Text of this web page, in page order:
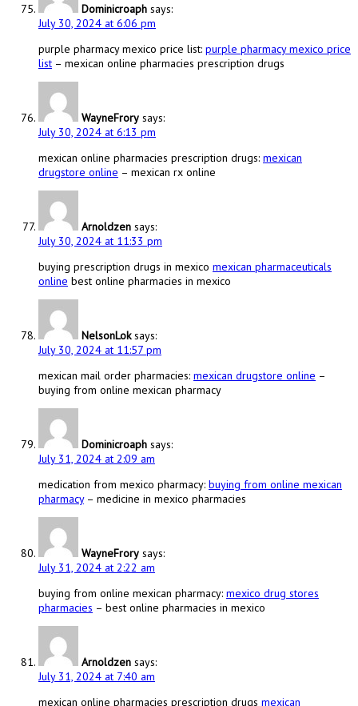
Dominicroaph says:
July 30, 2024 at 6:06 pm
purple pharmacy mexico price list: purple pharmacy mexico price
list – mexican online pharmacies prescription drugs
WayneFrory says:
July 30, 2024 at 6:13 pm
mexican online pharmacies prescription drugs: mexican
drugstore online – mexican rx online
Arnoldzen says:
July 30, 2024 at 11:33 pm
buying prescription drugs in mexico mexican pharmaceuticals
online best online pharmacies in mexico
NelsonLok says:
July 30, 2024 at 11:57 pm
mexican mail order pharmacies: mexican drugstore online –
buying from online mexican pharmacy
Dominicroaph says:
July 31, 2024 at 2:09 am
medication from mexico pharmacy: buying from online mexican
pharmacy– medicine in mexico pharmacies
WayneFrory says:
July 31, 2024 at 2:22 am
buying from online mexican pharmacy: mexico drug stores
pharmacies – best online pharmacies in mexico
Arnoldzen says:
July 31, 2024 at 7:40 am
mexican online pharmacies prescription drugs mexican